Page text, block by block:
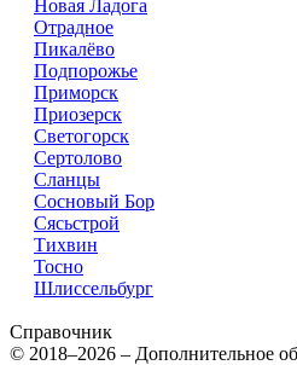
Новая Ладога
Отрадное
Пикалёво
Подпорожье
Приморск
Приозерск
Светогорск
Сертолово
Сланцы
Сосновый Бор
Сясьстрой
Тихвин
Тосно
Шлиссельбург
Справочник
© 2018–2026 – Дополнительное